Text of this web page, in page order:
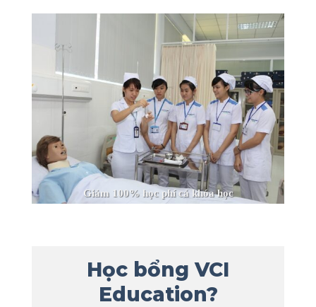
Giảm 100% học phí cả khóa học
Học bổng VCI
Education?